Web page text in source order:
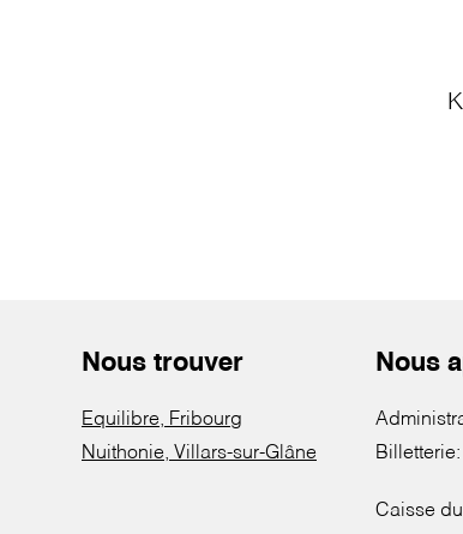
Nous trouver
Equilibre, Fribourg
Nuithonie, Villars-sur-Glâne
Nous
Billetterie:
Caisse